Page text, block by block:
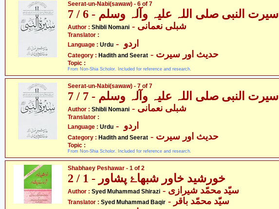
Seerat-un-Nabi(sawaw) - 6 of 7
سیرت النبی صلی اللہ علیہ وآلہ وسلم - 6 / 7
Author : Shibli Nomani - شبلی نعمانی
Translator :
Language : Urdu
Category : Hadith and Seerat - حدیث اور سیرت
Topic :
From Non-Shia Scholor. Included for reference and research.
Seerat-un-Nabi(sawaw) - 7 of 7
سیرت النبی صلی اللہ علیہ وآلہ وسلم - 7 / 7
Author : Shibli Nomani - شبلی نعمانی
Translator :
Language : Urdu
Category : Hadith and Seerat - حدیث اور سیرت
Topic :
From Non-Shia Scholor. Included for reference and research.
Shabhaey Peshawar - 1 of 2
خورشید خاور شبھاۓ پشاور - 1 / 2
Author : Syed Muhammad Shirazi - سیّد محمّد شیرازی
Translator : Syed Muhammad Baqir - سیّد محمّد باقر